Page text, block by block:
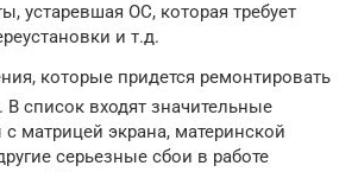
устаревшая ОС, которая требует
и т.д.
которые придется ремонтировать
В список входят значительные
матрицей экрана, материнской
серьезные сбои в работе